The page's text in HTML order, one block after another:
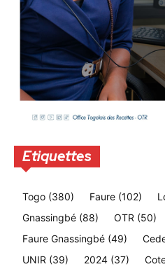
Etiquettes
Togo (380) Faure (102)
Gnassingbé (88) OTR (50)
Faure Gnassingbé (49)
UNIR (39) 2024 (37)